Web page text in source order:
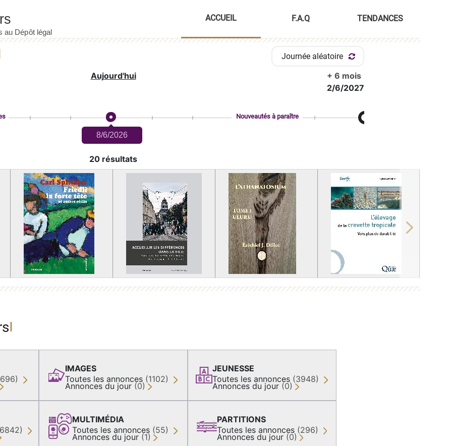
ACCUEIL F.A.Q TENDANCES
Journée aléatoire
Aujourd'hui
+ 6 mois
2/6/2027
8/6/2026
Nouveautés à paraître
20 résultats
Next
IMAGES
Toutes les annonces (1102)
Annonces du jour (0)
MULTIMÉDIA
Toutes les annonces (55)
Annonces du jour (1)
JEUNESSE
Toutes les annonces (3948)
Annonces du jour (0)
PARTITIONS
Toutes les annonces (296)
Annonces du jour (0)